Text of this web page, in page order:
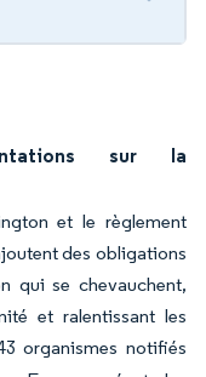
sur la
et le règlement
des obligations
qui se chevauchent,
et ralentissant les
organismes notifiés